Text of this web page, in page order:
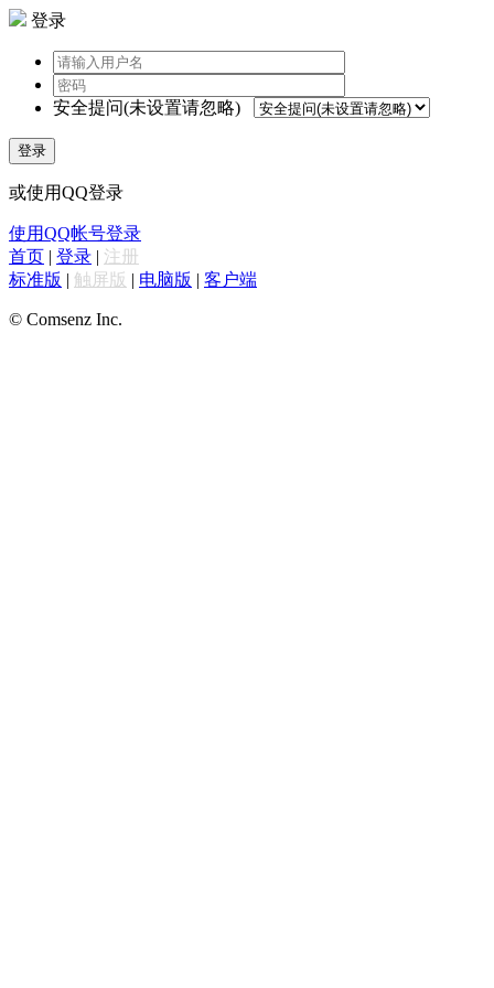
登录
安全提问(未设置请忽略)
登录
或使用QQ登录
使用QQ帐号登录
首页 | 登录 | 注册
标准版 | 触屏版 | 电脑版 | 客户端
© Comsenz Inc.